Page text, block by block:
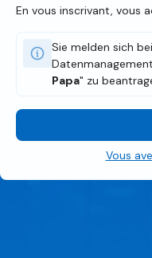
En vous inscrivant, vous
Sie melden sich
Papa" zu
Vous